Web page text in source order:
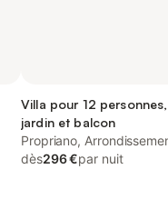
Villa pour 12
jardin et balcon
Propriano,
dès296 €par nuit